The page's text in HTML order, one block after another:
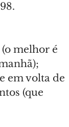
melhor é
em volta de
(que